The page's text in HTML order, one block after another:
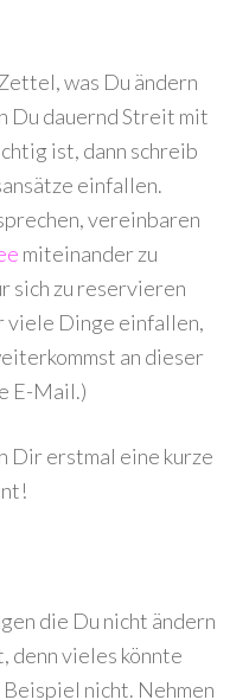
was Du ändern
Du dauernd Streit mit
ist, dann schreib
einfallen.
vereinbaren
miteinander zu
sich zu reservieren
viele Dinge einfallen,
an dieser
E-Mail.)
Dir erstmal eine kurze
die Du nicht ändern
denn vieles könnte
Beispiel nicht. Nehmen